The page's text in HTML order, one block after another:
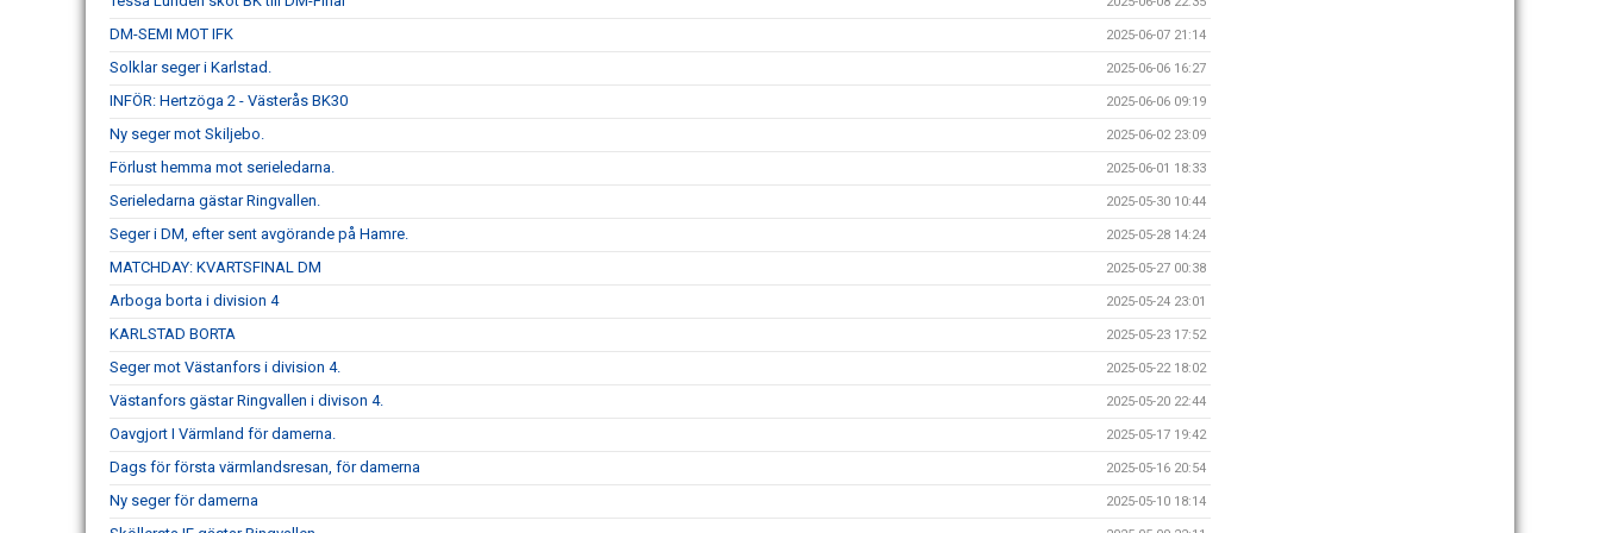
DM-SEMI MOT IFK 2025-06-07 21:14
Solklar seger i Karlstad. 2025-06-06 16:27
INFÖR: Hertzöga 2 - Västerås BK30 2025-06-06 09:19
Ny seger mot Skiljebo. 2025-06-02 23:09
Förlust hemma mot serieledarna. 2025-06-01 18:33
Serieledarna gästar Ringvallen. 2025-05-30 10:44
Seger i DM, efter sent avgörande på Hamre. 2025-05-28 14:24
MATCHDAY: KVARTSFINAL DM 2025-05-27 00:38
Arboga borta i division 4 2025-05-24 23:01
KARLSTAD BORTA 2025-05-23 17:52
Seger mot Västanfors i division 4. 2025-05-22 18:02
Västanfors gästar Ringvallen i divison 4. 2025-05-20 22:44
Oavgjort I Värmland för damerna. 2025-05-17 19:42
Dags för första värmlandsresan, för damerna 2025-05-16 20:54
Ny seger för damerna 2025-05-10 18:14